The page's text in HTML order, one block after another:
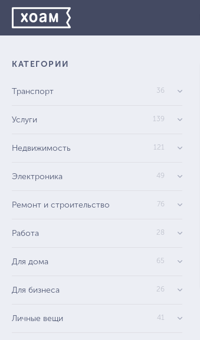
КАТЕГОРИИ
Транспорт 36
Услуги 139
Недвижимость 121
Электроника 49
Ремонт и строительство 76
Работа 28
Для дома 65
Для бизнеса 26
Личные вещи 41